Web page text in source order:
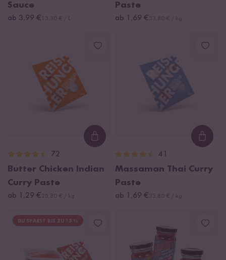
Sauce
ab 3,99 €
Paste
ab 1,69 €
Loading...
72
Butter Chicken Indian
Curry Paste
ab 1,29 €
41
Massaman Thai Curry
Paste
ab 1,69 €
DU SPARST BIS ZU 13 %